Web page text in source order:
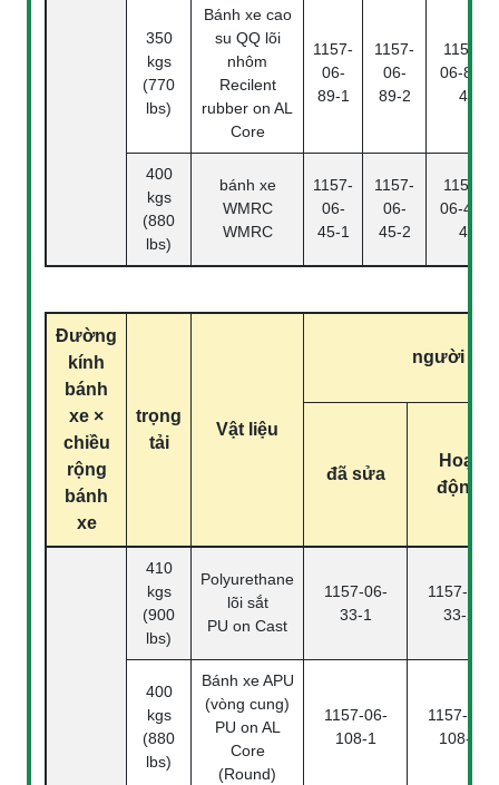
350
kgs
(770
lbs)
Bánh xe cao
su QQ lõi
nhôm
Recilent
rubber on AL
Core
1157-
06-
89-1
1157-
06-
89-2
1157-
06-89-
4
400
kgs
(880
lbs)
bánh xe
WMRC
WMRC
1157-
06-
45-1
1157-
06-
45-2
1157-
06-45-
4
Đường
kính
bánh
xe ×
chiều
rộng
bánh
xe
trọng
tải
Vật liệu
người
đã sửa
Hoạt
động
410
kgs
(900
lbs)
Polyurethane
lõi sắt
PU on Cast
1157-06-
33-1
1157-06-
33-2
400
kgs
(880
lbs)
Bánh xe APU
(vòng cung)
PU on AL
Core
(Round)
1157-06-
108-1
1157-06-
108-2